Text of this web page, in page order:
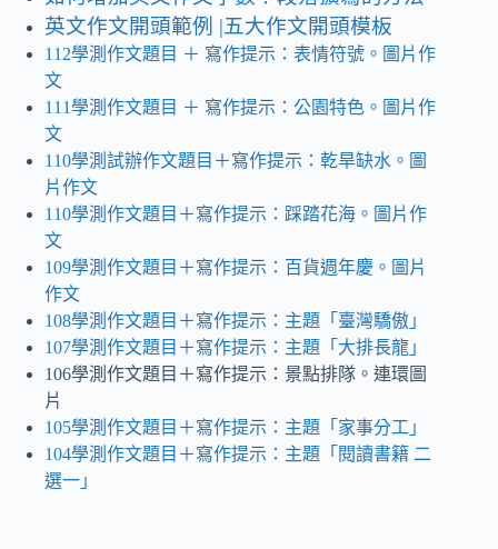
英文作文開頭範例 |五大作文開頭模板
112學測作文題目 ＋ 寫作提示 ：表情符號。圖片作
文
111學測作文題目 ＋ 寫作提示：公園特色。圖片作
文
110學測試辦作文題目＋寫作提示：乾旱缺水 。 圖
片作文
110學測作文題目＋寫作提示：踩踏花海。圖片作
文
109學測作文題目＋寫作提示：百貨週年慶 。 圖片
作文
108學測作文題目＋寫作提示：主題「臺灣驕傲」
107學測作文題目＋寫作提示：主題「大排長龍」
106學測作文題目＋寫作提示：景點排隊。連環圖
片
105學測作文題目＋寫作提示：主題「家事分工」
104學測作文題目＋寫作提示：主題「閱讀書籍 二
選一」